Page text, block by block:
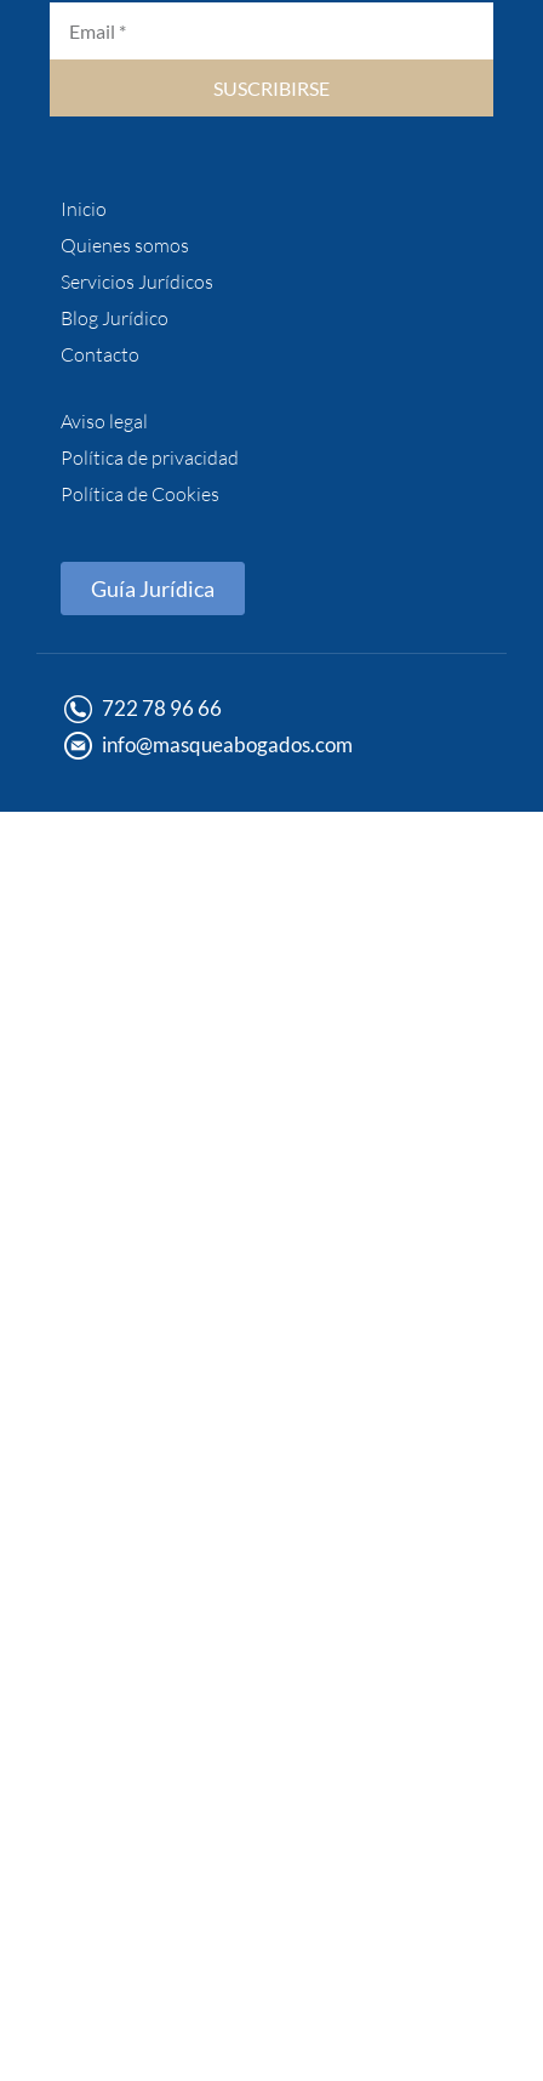
SUSCRIBIRSE
Inicio
Quienes somos
Servicios Jurídicos
Blog Jurídico
Contacto
Aviso legal
Política de privacidad
Política de Cookies
Guía Jurídica
722 78 96 66
info@masqueabogados.com